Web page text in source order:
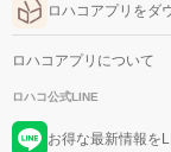
ロハコアプリをダ
ロハコアプリについて
ロハコ公式LINE
お得な最新情報を